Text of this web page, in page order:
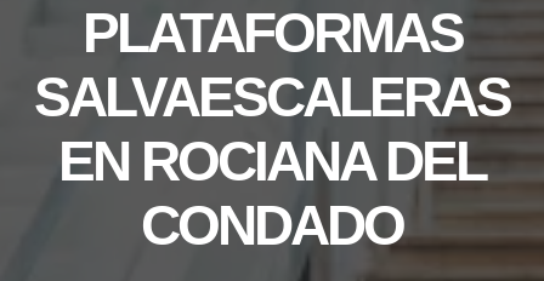
PLATAFORMAS
SALVAESCALERAS
EN ROCIANA DEL
CONDADO